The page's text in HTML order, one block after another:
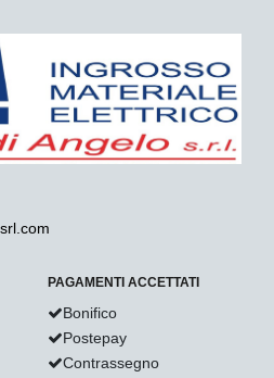
PAGAMENTI ACCETTATI
Bonifico
Postepay
Contrassegno